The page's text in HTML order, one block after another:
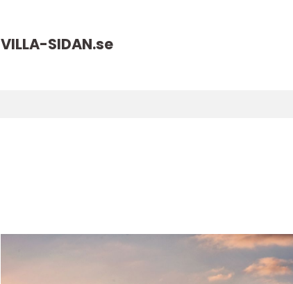
VILLA-SIDAN.se